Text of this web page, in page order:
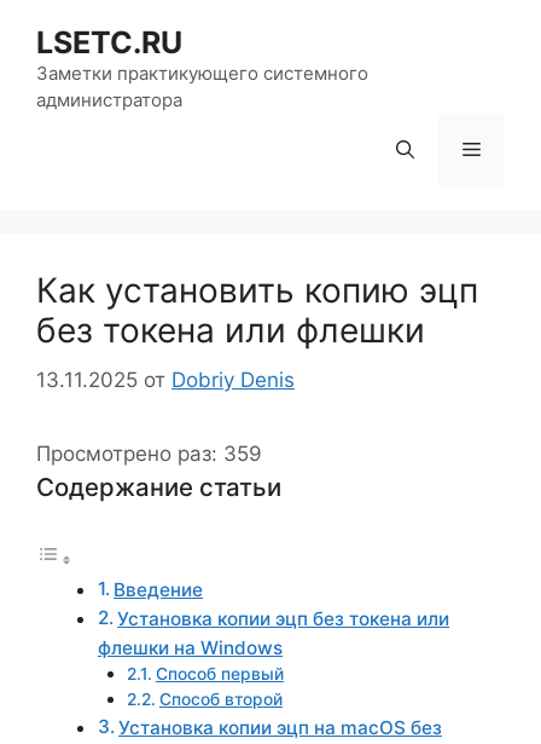
содержимому
LSETC.RU
Заметки практикующего системного
администратора
Меню
Как установить копию эцп
без токена или флешки
13.11.2025 от Dobriy Denis
Просмотрено раз: 359
Содержание статьи
Введение
Установка копии эцп без токена или
флешки на Windows
Способ первый
Способ второй
Установка копии эцп на macOS без